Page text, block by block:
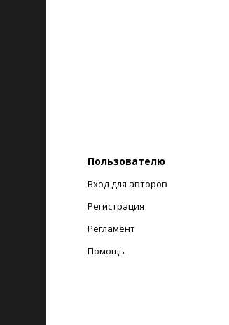
Пользователю
Вход для авторов
Регистрация
Регламент
Помощь